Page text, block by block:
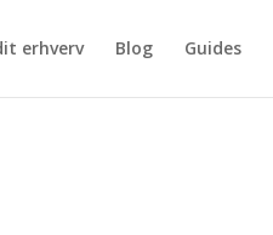
erhverv Blog Guides